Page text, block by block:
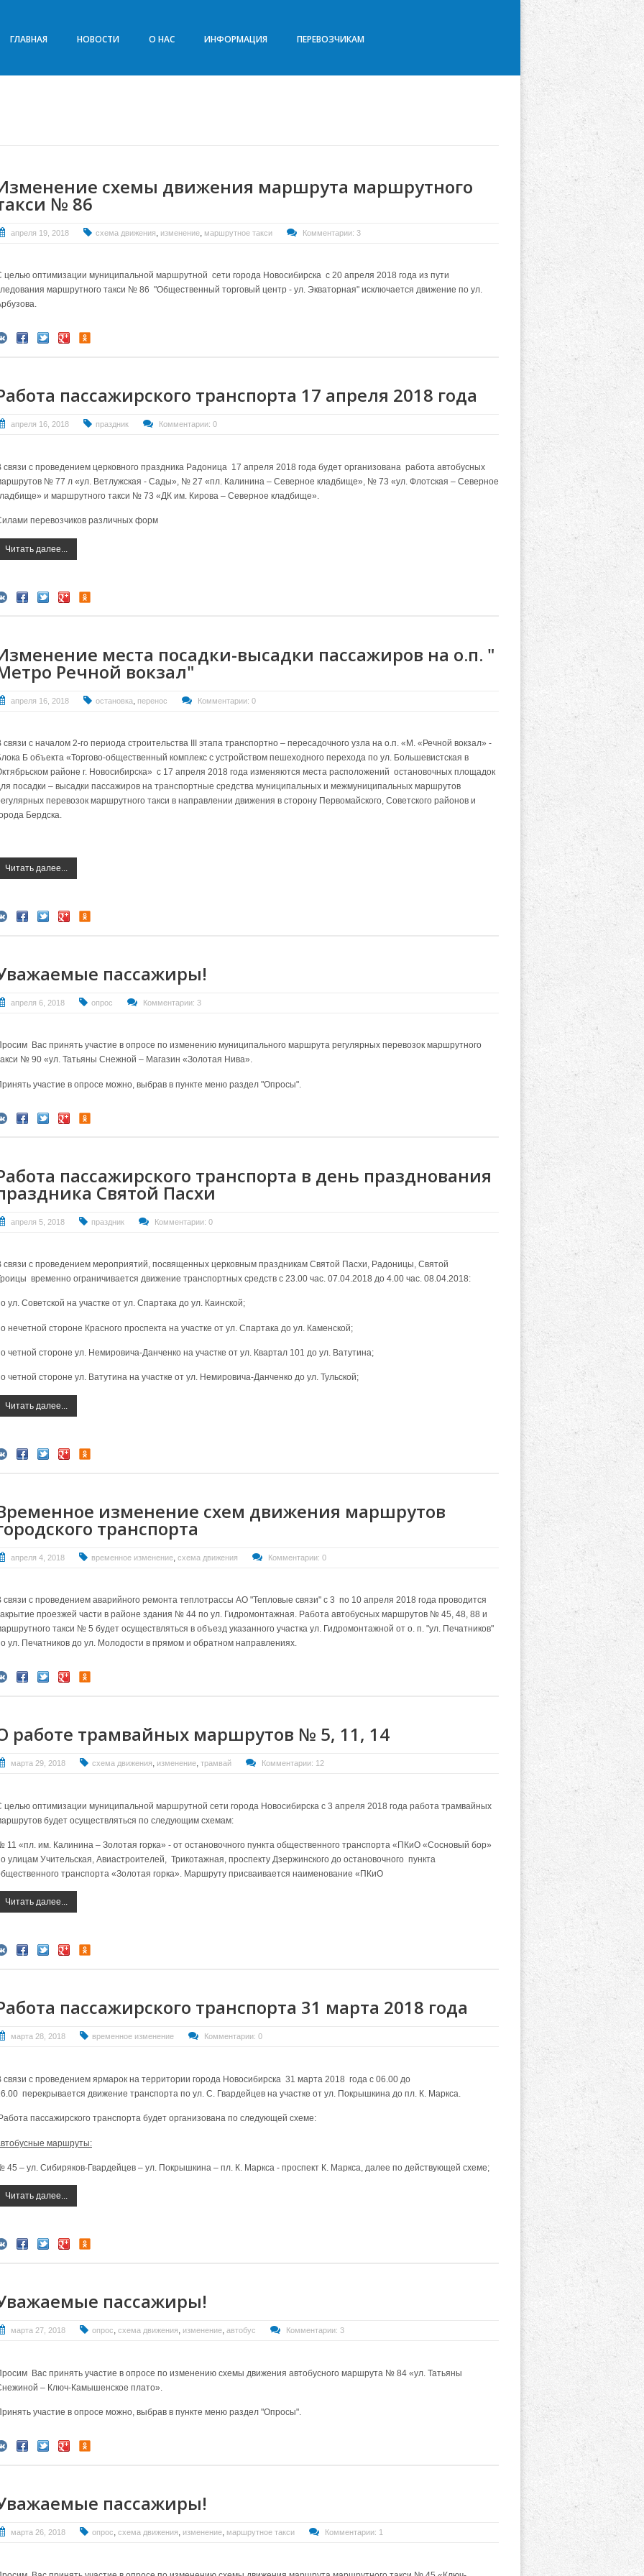
ГЛАВНАЯ НОВОСТИ О НАС ИНФОРМАЦИЯ ПЕРЕВОЗЧИКАМ
схемы движения маршрута маршрутного
№ 86
апреля 19, 2018 схема движения, изменение, маршрутное такси Комментарии: 3
целью оптимизации муниципальной маршрутной сети города Новосибирска с 20 апреля 2018 года из пути
маршрутного такси № 86 "Общественный торговый центр - ул. Экваторная" исключается движение по ул.
пассажирского транспорта 17 апреля 2018 года
апреля 16, 2018 праздник Комментарии: 0
связи с проведением церковного праздника Радоница 17 апреля 2018 года будет организована работа автобусных
№ 77 л «ул. Ветлужская - Сады», № 27 «пл. Калинина – Северное кладбище», № 73 «ул. Флотская – Северное
и маршрутного такси № 73 «ДК им. Кирова – Северное кладбище».
перевозчиков различных форм
Читать далее...
места посадки-высадки пассажиров на о.п. "
Речной вокзал"
апреля 16, 2018 остановка перенос Комментарии: 0
связи с началом 2-го периода строительства III этапа транспортно – пересадочного узла на о.п. «М. «Речной вокзал» -
Б объекта «Торгово-общественный комплекс с устройством пешеходного перехода по ул. Большевистская в
районе г. Новосибирска» с 17 апреля 2018 года изменяются места расположений остановочных площадок
посадки – высадки пассажиров на транспортные средства муниципальных и межмуниципальных маршрутов
перевозок маршрутного такси в направлении движения в сторону Первомайского, Советского районов и
Бердска.
Читать далее...
пассажиры!
апреля 6, 2018 опрос Комментарии: 3
Вас принять участие в опросе по изменению муниципального маршрута регулярных перевозок маршрутного
№ 90 «ул. Татьяны Снежной – Магазин «Золотая Нива».
участие в опросе можно, выбрав в пункте меню раздел "Опросы".
пассажирского транспорта в день празднования
Святой Пасхи
апреля 5, 2018 праздник Комментарии: 0
связи с проведением мероприятий, посвященных церковным праздникам Святой Пасхи, Радоницы, Святой
временно ограничивается движение транспортных средств с 23.00 час. 07.04.2018 до 4.00 час. 08.04.2018:
ул. Советской на участке от ул. Спартака до ул. Каинской;
нечетной стороне Красного проспекта на участке от ул. Спартака до ул. Каменской;
четной стороне ул. Немировича-Данченко на участке от ул. Квартал 101 до ул. Ватутина;
четной стороне ул. Ватутина на участке от ул. Немировича-Данченко до ул. Тульской;
Читать далее...
изменение схем движения маршрутов
транспорта
апреля 4, 2018 временное изменение, схема движения Комментарии: 0
связи с проведением аварийного ремонта теплотрассы АО "Тепловые связи" с 3 по 10 апреля 2018 года проводится
проезжей части в районе здания № 44 по ул. Гидромонтажная. Работа автобусных маршрутов № 45, 48, 88 и
такси № 5 будет осуществляться в объезд указанного участка ул. Гидромонтажной от о. п. "ул. Печатников"
ул. Печатников до ул. Молодости в прямом и обратном направлениях.
работе трамвайных маршрутов № 5, 11, 14
марта 29, 2018 схема движения, изменение, трамвай Комментарии: 12
целью оптимизации муниципальной маршрутной сети города Новосибирска с 3 апреля 2018 года работа трамвайных
будет осуществляться по следующим схемам:
11 «пл. им. Калинина – Золотая горка» - от остановочного пункта общественного транспорта «ПКиО «Сосновый бор»
улицам Учительская, Авиастроителей, Трикотажная, проспекту Дзержинского до остановочного пункта
транспорта «Золотая горка». Маршруту присваивается наименование «ПКиО
Читать далее...
пассажирского транспорта 31 марта 2018 года
марта 28, 2018 временное изменение Комментарии: 0
связи с проведением ярмарок на территории города Новосибирска 31 марта 2018 года с 06.00 до
перекрывается движение транспорта по ул. С. Гвардейцев на участке от ул. Покрышкина до пл. К. Маркса.
пассажирского транспорта будет организована по следующей схеме:
маршруты:
45 – ул. Сибиряков-Гвардейцев – ул. Покрышкина – пл. К. Маркса - проспект К. Маркса, далее по действующей схеме;
Читать далее...
пассажиры!
марта 27, 2018 опрос, схема движения, изменение, автобус Комментарии: 3
Вас принять участие в опросе по изменению схемы движения автобусного маршрута № 84 «ул. Татьяны
– Ключ-Камышенское плато».
участие в опросе можно, выбрав в пункте меню раздел "Опросы".
пассажиры!
марта 26, 2018 опрос, схема движения, изменение, маршрутное такси Комментарии: 1